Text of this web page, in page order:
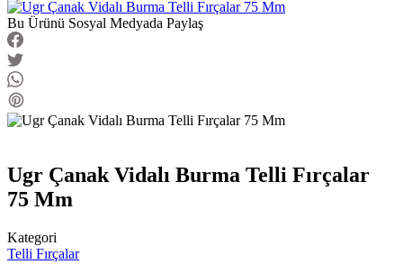
Bu Ürünü Sosyal Medyada Paylaş
Ugr Çanak Vidalı Burma Telli Fırçalar
75 Mm
Kategori
Telli Fırçalar